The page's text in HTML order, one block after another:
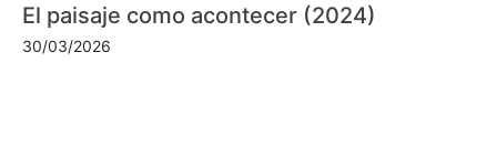
El paisaje como acontecer (2024)
30/03/2026